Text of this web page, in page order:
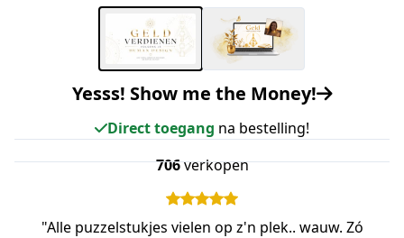
Yesss! Show me the Money!
Direct toegang na bestelling!
706verkopen
"Alle puzzelstukjes vielen op z'n plek.. wauw. Zó